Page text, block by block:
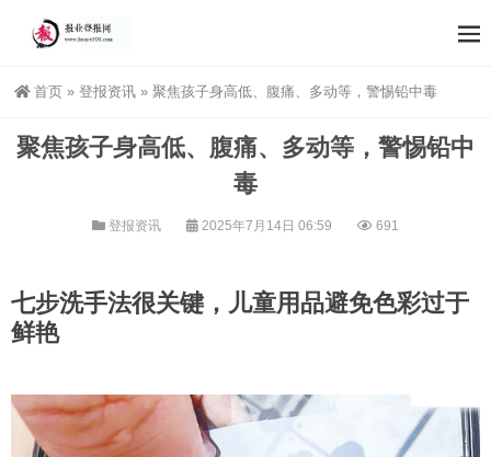
首页 » 登报资讯 » 聚焦孩子身高低、腹痛、多动等，警惕铅中毒
聚焦孩子身高低、腹痛、多动等，警惕铅中
毒
登报资讯 2025年7月14日 06:59 691
七步洗手法很关键，儿童用品避免色彩过于
鲜艳